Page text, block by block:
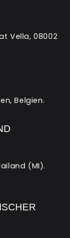
Vella, 08002
Belgien.
(MI).